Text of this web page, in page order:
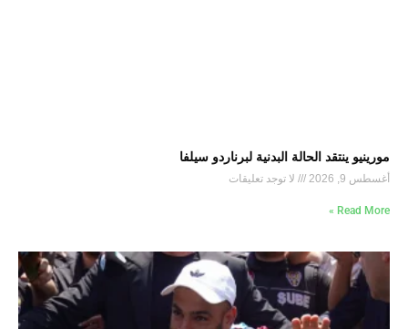
مورينيو ينتقد الحالة البدنية لبرناردو سيلفا
أغسطس 9, 2026 لا توجد تعليقات
Read More »